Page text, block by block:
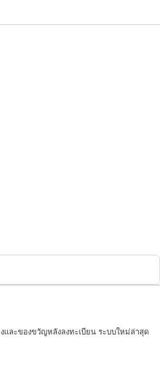
ละของขวัญหลังลงทะเบียน ระบบใหม่ล่าสุด